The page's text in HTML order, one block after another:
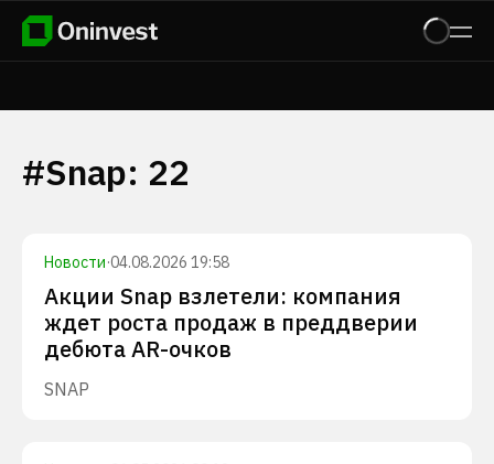
#Snap: 22
Новости·04.08.2026 19:58
Акции Snap взлетели: компания
ждет роста продаж в преддверии
дебюта AR-очков
SNAP